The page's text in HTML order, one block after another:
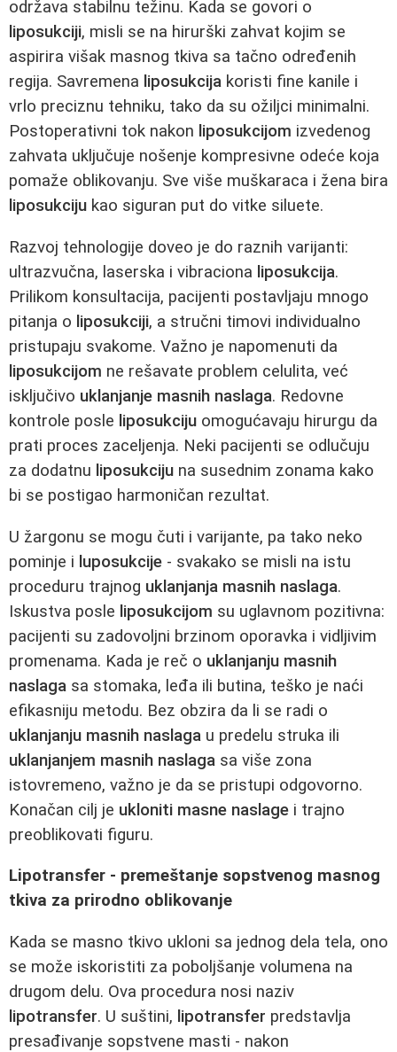
održava stabilnu težinu. Kada se govori o
liposukciji, misli se na hirurški zahvat kojim se
aspirira višak masnog tkiva sa tačno određenih
regija. Savremena liposukcija koristi fine kanile i
vrlo preciznu tehniku, tako da su ožiljci minimalni.
Postoperativni tok nakon liposukcijom izvedenog
zahvata uključuje nošenje kompresivne odeće koja
pomaže oblikovanju. Sve više muškaraca i žena bira
liposukciju kao siguran put do vitke siluete.
Razvoj tehnologije doveo je do raznih varijanti:
ultrazvučna, laserska i vibraciona liposukcija.
Prilikom konsultacija, pacijenti postavljaju mnogo
pitanja o liposukciji, a stručni timovi individualno
pristupaju svakome. Važno je napomenuti da
liposukcijom ne rešavate problem celulita, već
isključivo uklanjanje masnih naslaga. Redovne
kontrole posle liposukciju omogućavaju hirurgu da
prati proces zaceljenja. Neki pacijenti se odlučuju
za dodatnu liposukciju na susednim zonama kako
bi se postigao harmoničan rezultat.
U žargonu se mogu čuti i varijante, pa tako neko
pominje i luposukcije - svakako se misli na istu
proceduru trajnog uklanjanja masnih naslaga.
Iskustva posle liposukcijom su uglavnom pozitivna:
pacijenti su zadovoljni brzinom oporavka i vidljivim
promenama. Kada je reč o uklanjanju masnih
naslaga sa stomaka, leđa ili butina, teško je naći
efikasniju metodu. Bez obzira da li se radi o
uklanjanju masnih naslaga u predelu struka ili
uklanjanjem masnih naslaga sa više zona
istovremeno, važno je da se pristupi odgovorno.
Konačan cilj je ukloniti masne naslage i trajno
preoblikovati figuru.
Lipotransfer - premeštanje sopstvenog masnog
tkiva za prirodno oblikovanje
Kada se masno tkivo ukloni sa jednog dela tela, ono
se može iskoristiti za poboljšanje volumena na
drugom delu. Ova procedura nosi naziv
lipotransfer. U suštini, lipotransfer predstavlja
presađivanje sopstvene masti - nakon